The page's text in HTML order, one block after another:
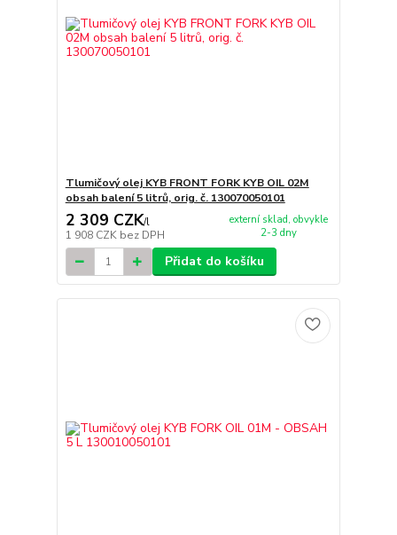
Tlumičový olej KYB FRONT FORK KYB OIL 02M
obsah balení 5 litrů, orig. č. 130070050101
2 309 CZK/l
1 908 CZK bez DPH
externí sklad, obvykle
2-3 dny
Přidat do košíku